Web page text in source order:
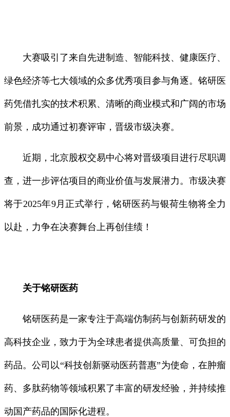
大赛吸引了来自先进制造、智能科技、健康医疗、
绿色经济等七大领域的众多优秀项目参与角逐。铭研医
药凭借扎实的技术积累、清晰的商业模式和广阔的市场
前景，成功通过初赛评审，晋级市级决赛。
近期，北京股权交易中心将对晋级项目进行尽职调
查，进一步评估项目的商业价值与发展潜力。市级决赛
将于2025年9月正式举行，铭研医药与银荷生物将全力
以赴，力争在决赛舞台上再创佳绩！
关于铭研医药
铭研医药是一家专注于高端仿制药与创新药研发的
高科技企业，致力于为全球患者提供高质量、可负担的
药品。公司以“科技创新驱动医药普惠”为使命，在肿瘤
药、多肽药物等领域积累了丰富的研发经验，并持续推
动国产药品的国际化进程。